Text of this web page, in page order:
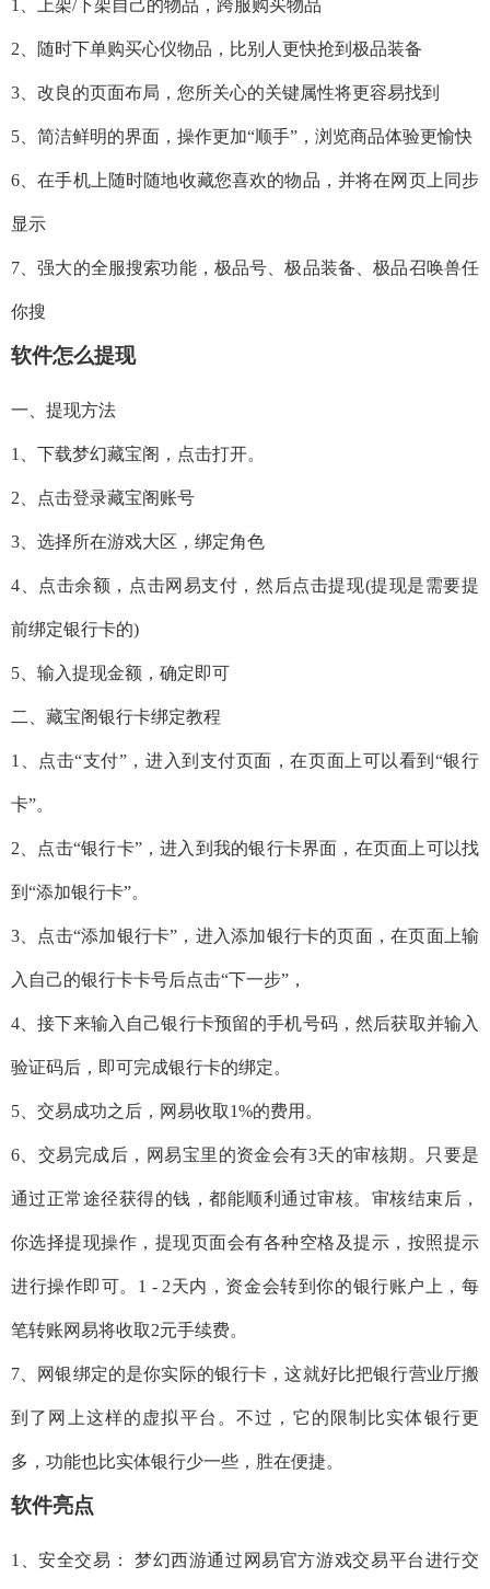
1、上架/下架自己的物品，跨服购买物品
2、随时下单购买心仪物品，比别人更快抢到极品装备
3、改良的页面布局，您所关心的关键属性将更容易找到
5、简洁鲜明的界面，操作更加“顺手”，浏览商品体验更愉快
6、在手机上随时随地收藏您喜欢的物品，并将在网页上同步
显示
7、强大的全服搜索功能，极品号、极品装备、极品召唤兽任
你搜
软件怎么提现
一、提现方法
1、下载梦幻藏宝阁，点击打开。
2、点击登录藏宝阁账号
3、选择所在游戏大区，绑定角色
4、点击余额，点击网易支付，然后点击提现(提现是需要提
前绑定银行卡的)
5、输入提现金额，确定即可
二、藏宝阁银行卡绑定教程
1、点击“支付”，进入到支付页面，在页面上可以看到“银行
卡”。
2、点击“银行卡”，进入到我的银行卡界面，在页面上可以找
到“添加银行卡”。
3、点击“添加银行卡”，进入添加银行卡的页面，在页面上输
入自己的银行卡卡号后点击“下一步”，
4、接下来输入自己银行卡预留的手机号码，然后获取并输入
验证码后，即可完成银行卡的绑定。
5、交易成功之后，网易收取1%的费用。
6、交易完成后，网易宝里的资金会有3天的审核期。只要是
通过正常途径获得的钱，都能顺利通过审核。审核结束后，
你选择提现操作，提现页面会有各种空格及提示，按照提示
进行操作即可。1 - 2天内，资金会转到你的银行账户上，每
笔转账网易将收取2元手续费。
7、网银绑定的是你实际的银行卡，这就好比把银行营业厅搬
到了网上这样的虚拟平台。不过，它的限制比实体银行更
多，功能也比实体银行少一些，胜在便捷。
软件亮点
1、安全交易： 梦幻西游通过网易官方游戏交易平台进行交